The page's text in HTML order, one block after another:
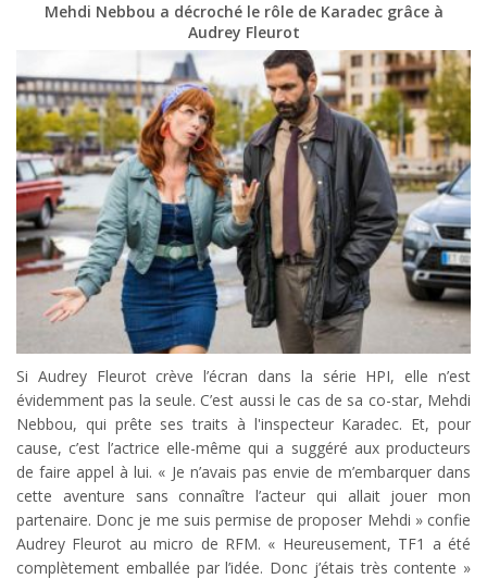
Mehdi Nebbou a décroché le rôle de Karadec grâce à
Audrey Fleurot
Si Audrey Fleurot crève l’écran dans la série HPI, elle n’est
évidemment pas la seule. C’est aussi le cas de sa co-star, Mehdi
Nebbou, qui prête ses traits à l'inspecteur Karadec. Et, pour
cause, c’est l’actrice elle-même qui a suggéré aux producteurs
de faire appel à lui. « Je n’avais pas envie de m’embarquer dans
cette aventure sans connaître l’acteur qui allait jouer mon
partenaire. Donc je me suis permise de proposer Mehdi » confie
Audrey Fleurot au micro de RFM. « Heureusement, TF1 a été
complètement emballée par l’idée. Donc j’étais très contente »